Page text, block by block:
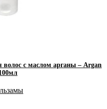
волос с маслом арганы – Argan